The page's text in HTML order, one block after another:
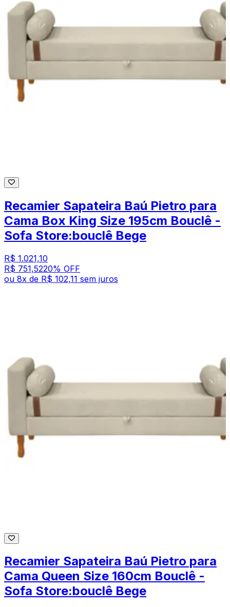
Recamier Sapateira Baú Pietro para
Cama Box King Size 195cm Bouclê -
Sofa Store:bouclê Bege
R$ 1.021,10
R$ 751,5220% OFF
ou 8x de R$ 102,11 sem juros
Recamier Sapateira Baú Pietro para
Cama Queen Size 160cm Bouclê -
Sofa Store:bouclê Bege